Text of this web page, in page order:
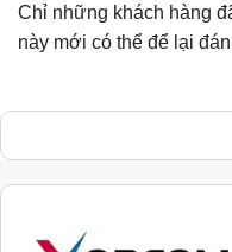
Chỉ những khách hàng
này mới có thể để lại